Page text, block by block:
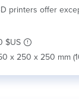
printers offer
$US
x 250 x 250 mm